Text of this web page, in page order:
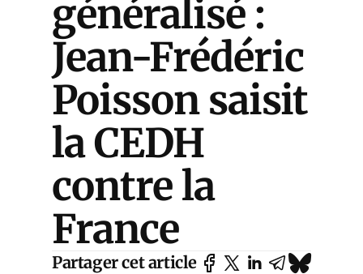
généralisé :
Jean-Frédéric
Poisson saisit
la CEDH
contre la
France
Partager cet article